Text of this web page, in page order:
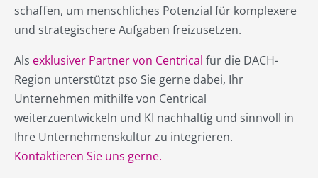
schaffen, um menschliches Potenzial für komplexere
und strategischere Aufgaben freizusetzen.
Als exklusiver Partner von Centrical für die DACH-
Region unterstützt pso Sie gerne dabei, Ihr
Unternehmen mithilfe von Centrical
weiterzuentwickeln und KI nachhaltig und sinnvoll in
Ihre Unternehmenskultur zu integrieren.
Kontaktieren Sie uns gerne.